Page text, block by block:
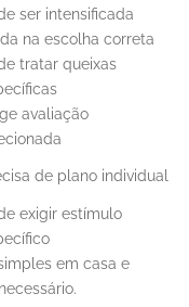
ser intensificada
na escolha correta
tratar queixas
avaliação
de plano individual
exigir estímulo
em casa e